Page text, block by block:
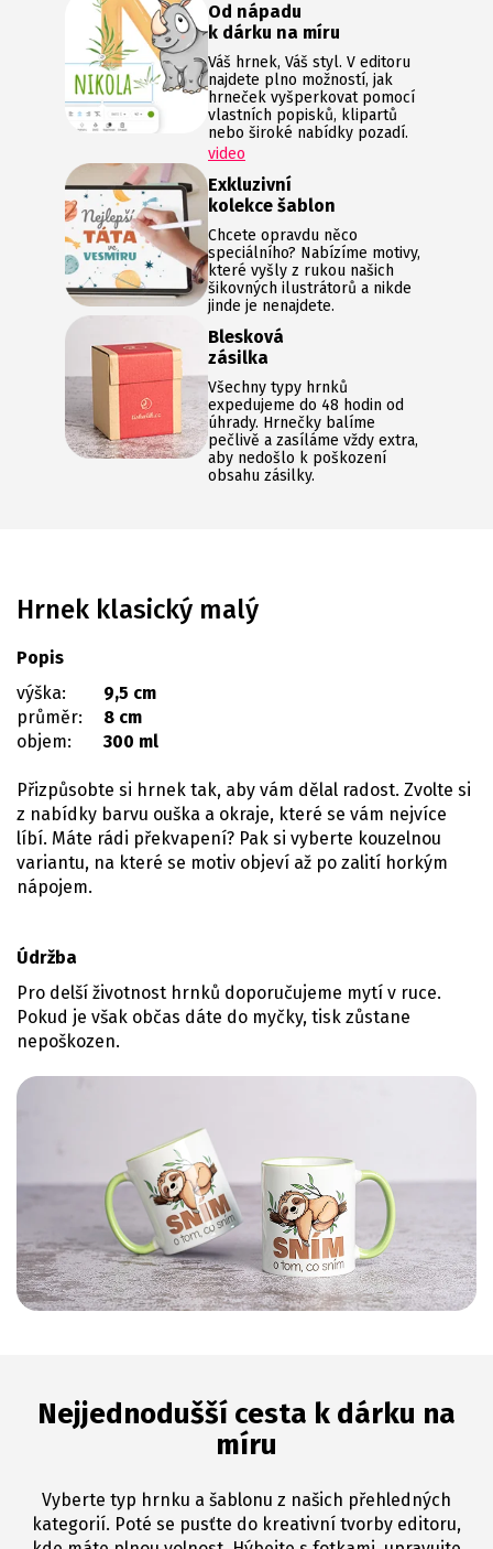
Od nápadu
k dárku na míru
Váš hrnek, Váš styl. V editoru
najdete plno možností, jak
hrneček vyšperkovat pomocí
vlastních popisků, klipartů
nebo široké nabídky pozadí.
video
Exkluzivní
kolekce šablon
Chcete opravdu něco
speciálního? Nabízíme motivy,
které vyšly z rukou našich
šikovných ilustrátorů a nikde
jinde je nenajdete.
Blesková
zásilka
Všechny typy hrnků
expedujeme do 48 hodin od
úhrady. Hrnečky balíme
pečlivě a zasíláme vždy extra,
aby nedošlo k poškození
obsahu zásilky.
Hrnek klasický malý
Popis
výška:
9,5 cm
průměr:
8 cm
objem:
300 ml
Přizpůsobte si hrnek tak, aby vám dělal radost. Zvolte si
z nabídky barvu ouška a okraje, které se vám nejvíce
líbí. Máte rádi překvapení? Pak si vyberte kouzelnou
variantu, na které se motiv objeví až po zalití horkým
nápojem.
Údržba
Pro delší životnost hrnků doporučujeme mytí v ruce.
Pokud je však občas dáte do myčky, tisk zůstane
nepoškozen.
Nejjednodušší cesta k dárku na
míru
Vyberte typ hrnku a šablonu z našich přehledných
kategorií. Poté se pusťte do kreativní tvorby editoru,